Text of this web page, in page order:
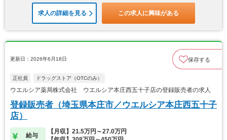
求人の詳細を見る この求人に興味がある
更新日：2026年6月18日 保存する
正社員 ドラッグストア（OTCのみ）
ウエルシア薬局株式会社 ウエルシア本庄西五十子店の登録販売者の求人
登録販売者（埼玉県本庄市／ウエルシア本庄西五十子
店）
給与
【月収】21.5万円～27.0万円